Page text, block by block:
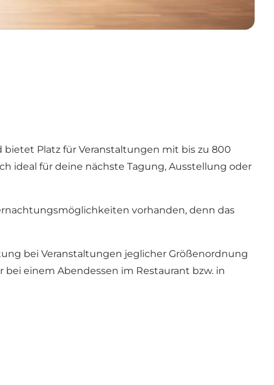
Platz für Veranstaltungen mit bis zu 800
ideal für deine nächste Tagung, Ausstellung oder
vorhanden, denn das
bei Veranstaltungen jeglicher Größenordnung
einem Abendessen im Restaurant bzw. in